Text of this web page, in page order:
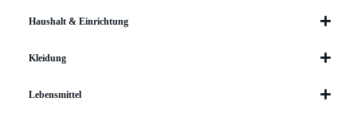
Haushalt & Einrichtung
Kleidung
Lebensmittel